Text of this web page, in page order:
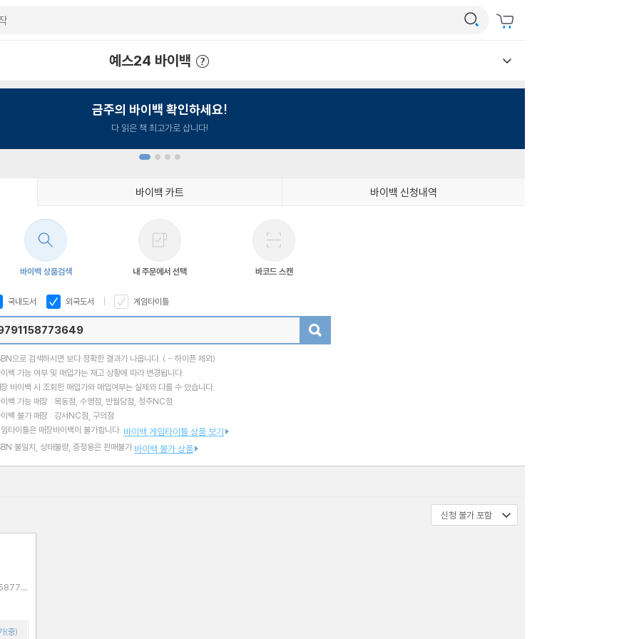
예스24 바이백
금주의 바이백 확인하세요!
다 읽은 책 최고가로 삽니다!
바이백 카트 바이백 신청내역
바이백 상품검색 내 주문에서 선택 바코드 스캔
국내도서 외국도서 게임타이틀
으로 검색하시면 보다 정확한 결과가 나옵니다. ( - 하이픈 제외)
백 가능 여부 및 매입가는 재고 상황에 따라 변경됩니다.
바이백 시 조회한 매입가와 매입여부는 실제와 다를 수 있습니다.
백 가능 매장 : 목동점, 수영점, 반월당점, 청주NC점
백 불가 매장 : 강서NC점, 구의점
타이틀은 매장바이백이 불가합니다. 바이백 게임타이틀 상품 보기
불일치, 상태불량, 증정용은 판매불가 바이백 불가 상품
(중)